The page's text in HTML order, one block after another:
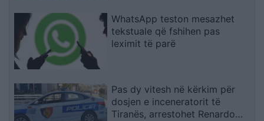
WhatsApp teston mesazhet
tekstuale që fshihen pas
leximit të parë
Pas dy vitesh në kërkim për
dosjen e inceneratorit të
Tiranës, arrestohet Renardo